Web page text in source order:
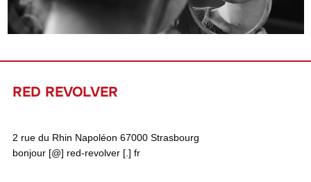
RED REVOLVER
2 rue du Rhin Napoléon 67000 Strasbourg
bonjour [@] red-revolver [.] fr